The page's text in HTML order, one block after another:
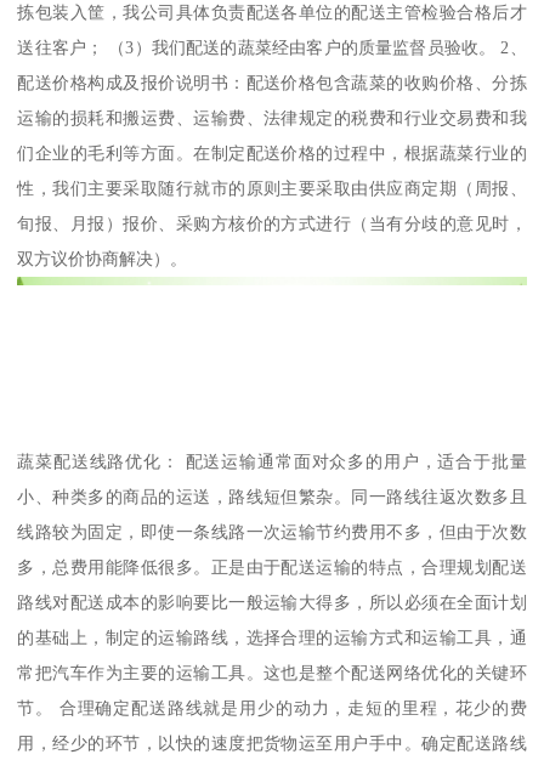
拣包装入筐，我公司具体负责配送各单位的配送主管检验合格后才
送往客户； （3）我们配送的蔬菜经由客户的质量监督员验收。 2、
配送价格构成及报价说明书：配送价格包含蔬菜的收购价格、分拣
运输的损耗和搬运费、运输费、法律规定的税费和行业交易费和我
们企业的毛利等方面。在制定配送价格的过程中，根据蔬菜行业的
性，我们主要采取随行就市的原则主要采取由供应商定期（周报、
旬报、月报）报价、采购方核价的方式进行（当有分歧的意见时，
双方议价协商解决）。
蔬菜配送线路优化： 配送运输通常面对众多的用户，适合于批量
小、种类多的商品的运送，路线短但繁杂。同一路线往返次数多且
线路较为固定，即使一条线路一次运输节约费用不多，但由于次数
多，总费用能降低很多。正是由于配送运输的特点，合理规划配送
路线对配送成本的影响要比一般运输大得多，所以必须在全面计划
的基础上，制定的运输路线，选择合理的运输方式和运输工具，通
常把汽车作为主要的运输工具。这也是整个配送网络优化的关键环
节。 合理确定配送路线就是用少的动力，走短的里程，花少的费
用，经少的环节，以快的速度把货物运至用户手中。确定配送路线